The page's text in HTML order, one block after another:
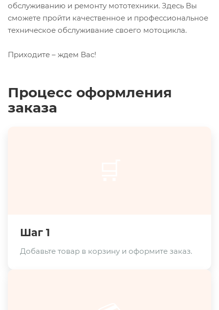
обслуживанию и ремонту мототехники. Здесь Вы
сможете пройти качественное и профессиональное
техническое обслуживание своего мотоцикла.
Приходите – ждем Вас!
Процесс оформления
заказа
Шаг 1
Добавьте товар в корзину и оформите заказ.